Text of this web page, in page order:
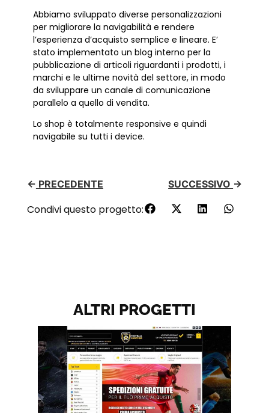
Abbiamo sviluppato diverse personalizzazioni
per migliorare la navigabilità e rendere
l’esperienza d’acquisto semplice e lineare. E’
stato implementato un blog interno per la
pubblicazione di articoli riguardanti i prodotti, i
marchi e le ultime novità del settore, in modo
da sviluppare un canale di comunicazione
parallelo a quello di vendita.
Lo shop è totalmente responsive e quindi
navigabile su tutti i device.
← PRECEDENTE SUCCESSIVO →
Condivi questo progetto:
ALTRI PROGETTI